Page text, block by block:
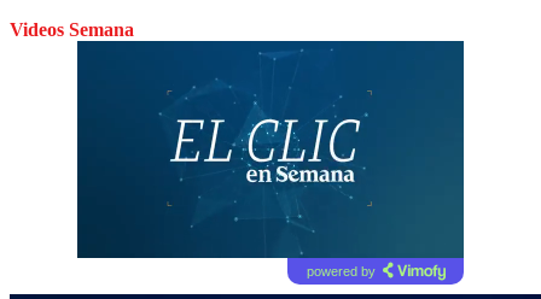
Videos Semana
powered by